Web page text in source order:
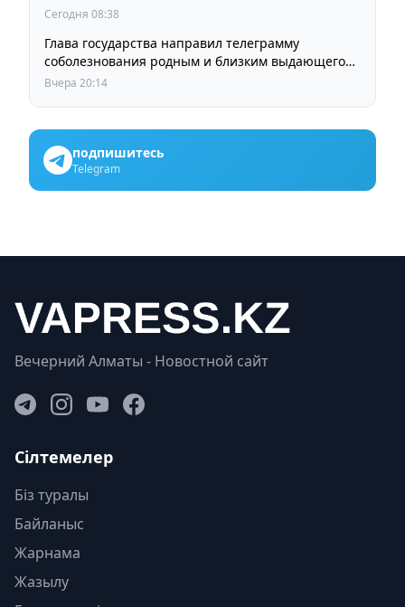
Сегодня 08:38
Глава государства направил телеграмму
соболезнования родным и близким выдающегося
кинорежиссера Ардака Амиркулова
Вчера 20:14
подпишитесь
Telegram
Вечерний Алматы - Новостной сайт
Сілтемелер
Біз туралы
Байланыс
Жарнама
Жазылу